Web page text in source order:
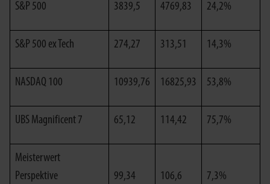
S&P 500 3839,5 4769,83 24,2%
S&P 500 ex Tech 274,27 313,51 14,3%
NASDAQ 100 10939,76 16825,93 53,8%
UBS Magnificent 7 65,12 114,42 75,7%
Meisterwert
Perspektive
99,34 106,6 7,3%